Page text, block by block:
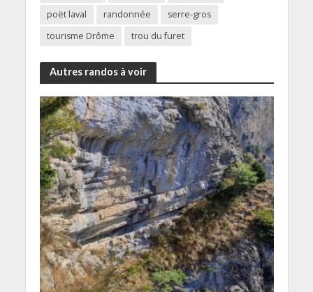
poët laval
randonnée
serre-gros
tourisme Drôme
trou du furet
Autres randos à voir